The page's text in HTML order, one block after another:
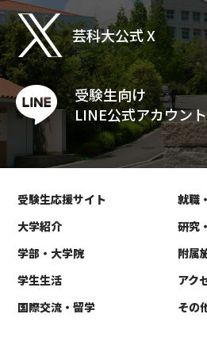
芸科大公式 X
受験生向け
LINE公式アカウント
受験生応援サイト
大学紹介
学部・大学院
学生生活
国際交流・留学
就職
研究
附属
アク
その